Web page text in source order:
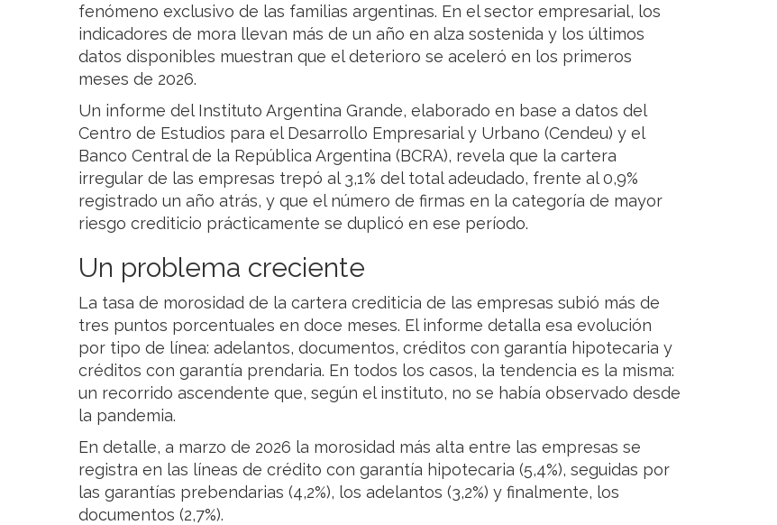
fenómeno exclusivo de las familias argentinas. En el sector empresarial, los
indicadores de mora llevan más de un año en alza sostenida y los últimos
datos disponibles muestran que el deterioro se aceleró en los primeros
meses de 2026.
Un informe del Instituto Argentina Grande, elaborado en base a datos del
Centro de Estudios para el Desarrollo Empresarial y Urbano (Cendeu) y el
Banco Central de la República Argentina (BCRA), revela que la cartera
irregular de las empresas trepó al 3,1% del total adeudado, frente al 0,9%
registrado un año atrás, y que el número de firmas en la categoría de mayor
riesgo crediticio prácticamente se duplicó en ese período.
Un problema creciente
La tasa de morosidad de la cartera crediticia de las empresas subió más de
tres puntos porcentuales en doce meses. El informe detalla esa evolución
por tipo de línea: adelantos, documentos, créditos con garantía hipotecaria y
créditos con garantía prendaria. En todos los casos, la tendencia es la misma:
un recorrido ascendente que, según el instituto, no se había observado desde
la pandemia.
En detalle, a marzo de 2026 la morosidad más alta entre las empresas se
registra en las líneas de crédito con garantía hipotecaria (5,4%), seguidas por
las garantías prebendarias (4,2%), los adelantos (3,2%) y finalmente, los
documentos (2,7%).